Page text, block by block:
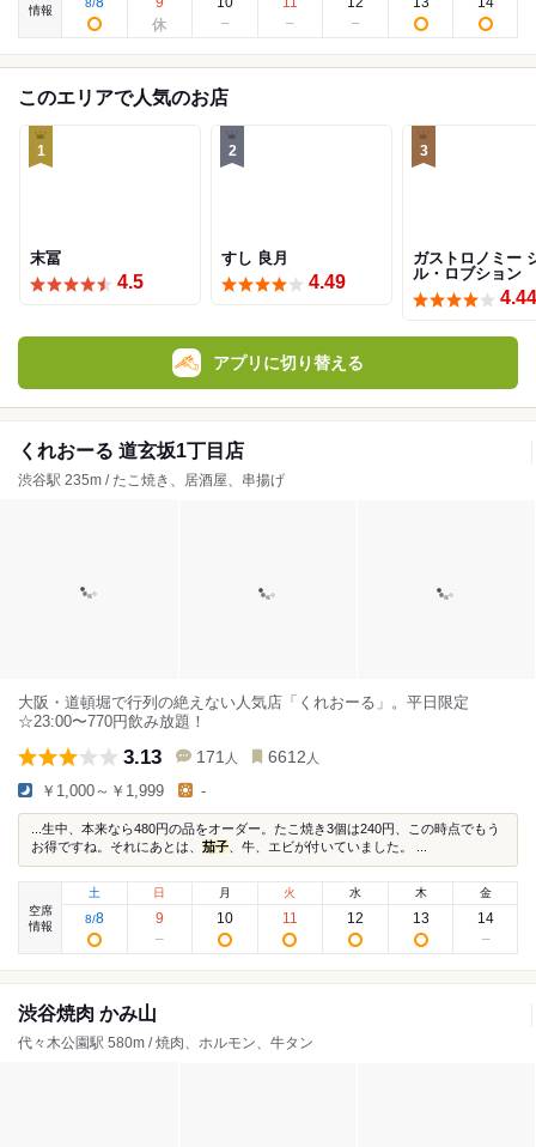
情報
8/
このエリアで人気のお店
1
末冨
4.5
2
すし 良月
4.49
3
ガストロノミー
ル・ロブション
4.44
アプリに切り替える
くれおーる 道玄坂1丁目店
渋谷駅 235m / たこ焼き、居酒屋、串揚げ
大阪・道頓堀で行列の絶えない人気店「くれおーる」。平日限定
☆23:00〜770円飲み放題！
3.13 171 人 6612 人
￥1,000～￥1,999 -
...生中、本来なら480円の品をオーダー。たこ焼き3個は240円、この時点でもう
お得ですね。それにあとは、 茄子 、牛、エビが付いていました。 ...
空席
情報
土
8/8
日
9
月
10
火
11
水
12
木
13
金
14
渋谷焼肉 かみ山
代々木公園駅 580m / 焼肉、ホルモン、牛タン